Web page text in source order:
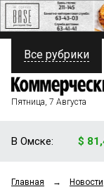
ПОЛИТИКА
ФИНАНСЫ
Все рубрики
Пятница, 7 Августа
В Омске: $
Главная → Новости